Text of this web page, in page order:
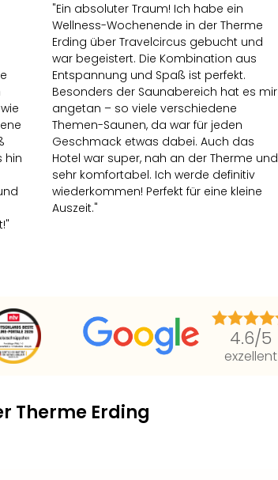
hin
"Ein absoluter Traum! Ich habe ein
Wellness-Wochenende in der Therme
Erding über Travelcircus gebucht und
war begeistert. Die Kombination aus
Entspannung und Spaß ist perfekt.
Besonders der Saunabereich hat es mir
angetan – so viele verschiedene
Themen-Saunen, da war für jeden
Geschmack etwas dabei. Auch das
Hotel war super, nah an der Therme und
sehr komfortabel. Ich werde definitiv
wiederkommen! Perfekt für eine kleine
Auszeit."
4.6/5
exzellent
Therme Erding